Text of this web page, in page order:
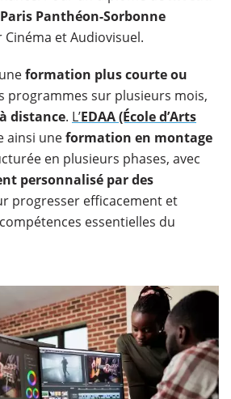
Panthéon-Sorbonne
et Audiovisuel.
formation plus courte ou
programmes sur plusieurs mois,
à distance. L’EDAA (École d’Arts
ainsi uneformation en montage
en plusieurs phases, avec
personnalisé par des
progresser efficacement et
essentielles du